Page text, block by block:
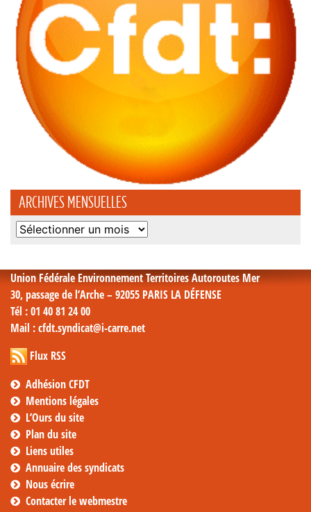
ARCHIVES MENSUELLES
Archives
Union Fédérale Environnement Territoires Autoroutes Mer
30, passage de l’Arche – 92055 PARIS LA DÉFENSE
Tél : 01 40 81 24 00
Mail : cfdt.syndicat@i-carre.net
Flux RSS
Adhésion CFDT
Mentions légales
L’Ours du site
Plan du site
Liens utiles
Annuaire des syndicats
Nous écrire
Contacter le webmestre